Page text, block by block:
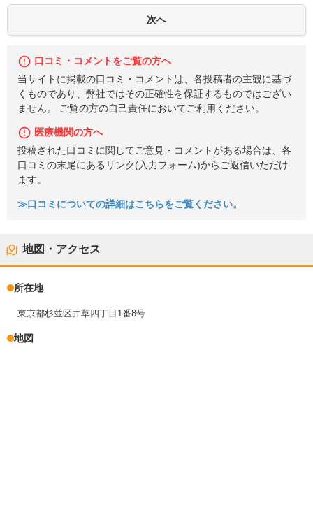
口コミ・コメントをご覧の方へ
当サイトに掲載の口コミ・コメントは、各投稿者の主観に基づ
くものであり、弊社ではその正確性を保証するものではござい
ません。 ご覧の方の自己責任においてご利用ください。
医療機関の方へ
投稿された口コミに関してご意見・コメントがある場合は、各
口コミの末尾にあるリンク(入力フォーム)からご返信いただけ
ます。
≫口コミについての詳細はこちらをご覧ください。
地図・アクセス
所在地
東京都杉並区井草四丁目1番8号
地図